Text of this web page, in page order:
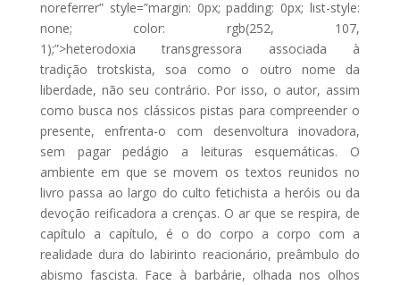
noreferrer” style=”margin: 0px; padding: 0px; list-style:
none; color: rgb(252, 107,
1);”>heterodoxia transgressora associada à
tradição trotskista, soa como o outro nome da
liberdade, não seu contrário. Por isso, o autor, assim
como busca nos clássicos pistas para compreender o
presente, enfrenta-o com desenvoltura inovadora,
sem pagar pedágio a leituras esquemáticas. O
ambiente em que se movem os textos reunidos no
livro passa ao largo do culto fetichista a heróis ou da
devoção reificadora a crenças. O ar que se respira, de
capítulo a capítulo, é o do corpo a corpo com a
realidade dura do labirinto reacionário, preâmbulo do
abismo fascista. Face à barbárie, olhada nos olhos